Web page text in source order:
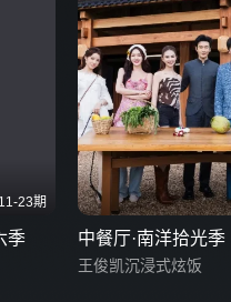
11-23期
季 中餐厅·南洋拾光季
王俊凯沉浸式炫饭